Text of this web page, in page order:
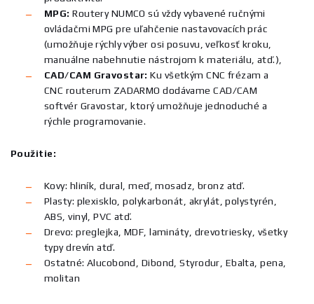
MPG: Routery NUMCO sú vždy vybavené ručnými
ovládačmi MPG pre uľahčenie nastavovacích prác
(umožňuje rýchly výber osi posuvu, veľkosť kroku,
manuálne nabehnutie nástrojom k materiálu, atď.),
CAD/CAM Gravostar: Ku všetkým CNC frézam a
CNC routerum ZADARMO dodávame CAD/CAM
softvér Gravostar, ktorý umožňuje jednoduché a
rýchle programovanie.
Použitie:
Kovy: hliník, dural, meď, mosadz, bronz atď.
Plasty: plexisklo, polykarbonát, akrylát, polystyrén,
ABS, vinyl, PVC atď.
Drevo: preglejka, MDF, lamináty, drevotriesky, všetky
typy drevín atď.
Ostatné: Alucobond, Dibond, Styrodur, Ebalta, pena,
molitan